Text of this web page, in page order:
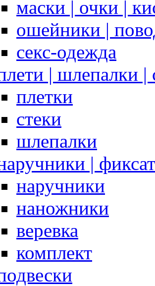
маски | очки |
ошейники |
секс-одежда
| шлепалки |
плетки
стеки
шлепалки
|
наручники
наножники
веревка
комплект